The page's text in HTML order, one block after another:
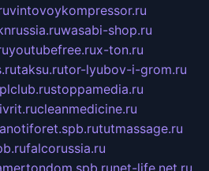
vintovoykompressor.ru
wasabi-shop.ru
youtubefree.rux-ton.ru
taksu.rutor-lyubov-i-grom.ru
stoppamedia.ru
cleanmedicine.ru
tutmassage.ru
falcorussia.ru